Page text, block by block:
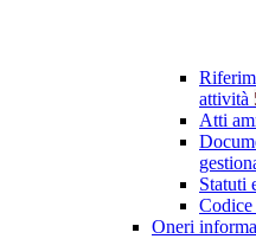
attività
Atti
Statuti
Codice
Oneri